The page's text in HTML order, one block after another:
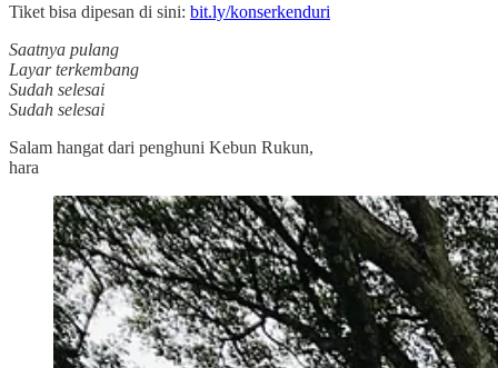
Tiket bisa dipesan di sini: bit.ly/konserkenduri
Saatnya pulang
Layar terkembang
Sudah selesai
Sudah selesai
Salam hangat dari penghuni Kebun Rukun,
hara